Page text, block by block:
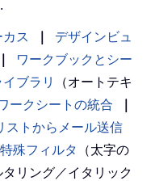
ス
デザインビュ
ワークブックとシー
ブラリ
（オートテキ
ークシートの統合
ストからメール送信
特殊フィルタ
（太字の
リング／イタリック